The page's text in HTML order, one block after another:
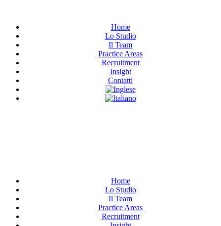
Home
Lo Studio
Il Team
Practice Areas
Recruitment
Insight
Contatti
Home
Lo Studio
Il Team
Practice Areas
Recruitment